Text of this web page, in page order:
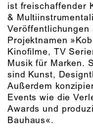
ist freischaffender
&
Veröffentlichungen
Projektnamen
Kinofilme, TV
Musik für Marken.
sind Kunst,
Außerdem
Events wie die
Awards und
Bauhaus«.